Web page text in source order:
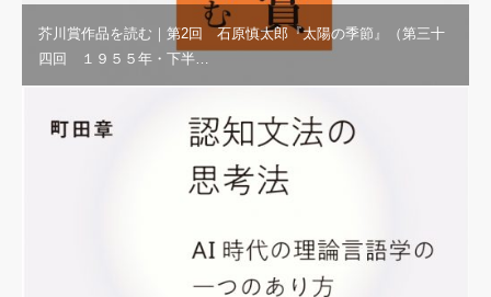
芥川賞作品を読む｜第2回 石原慎太郎『太陽の季節』（第三十
四回 １９５５年・下半…